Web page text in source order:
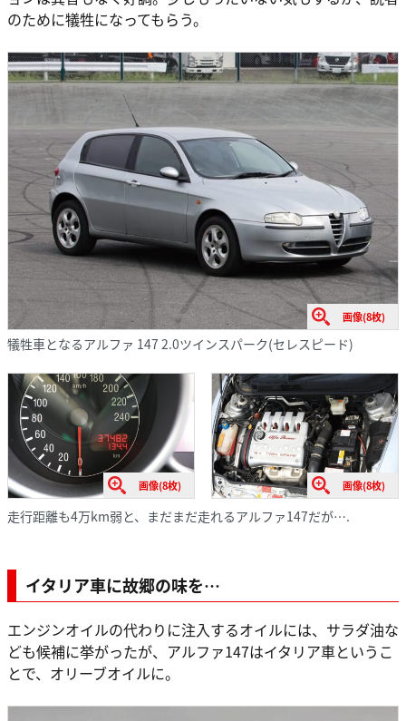
のために犠牲になってもらう。
画像(8枚)
犠牲車となるアルファ 147 2.0ツインスパーク(セレスピード)
画像(8枚) 画像(8枚)
走行距離も4万km弱と、まだまだ走れるアルファ147だが….
イタリア車に故郷の味を…
エンジンオイルの代わりに注入するオイルには、サラダ油な
ども候補に挙がったが、アルファ147はイタリア車というこ
とで、オリーブオイルに。